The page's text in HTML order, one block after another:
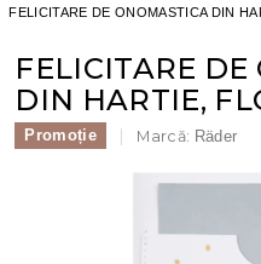
FELICITARE DE ONOMASTICA DIN
FELICITARE
DIN HARTIE,
Promoție Marcă: Räder